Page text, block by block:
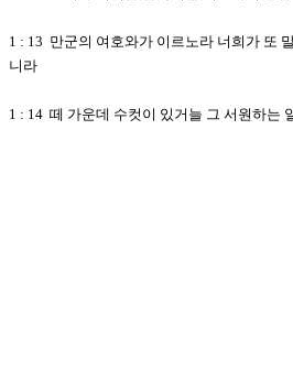
1 : 13 만군의 여호와가 이르노라 너희가 또
니라
1 : 14 떼 가운데 수컷이 있거늘 그 서원하는